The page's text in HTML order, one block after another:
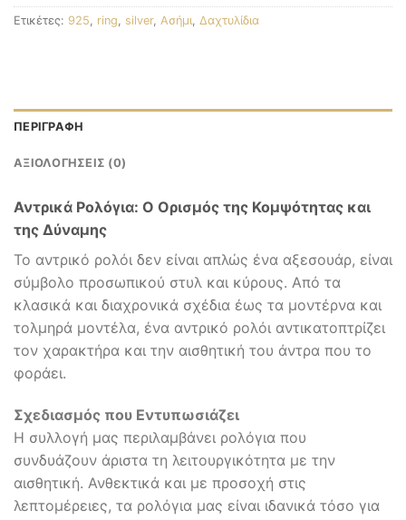
Ετικέτες: 925 ring silver, Ασήμι Δαχτυλίδια
ΠΕΡΙΓΡΑΦΉ
ΑΞΙΟΛΟΓΉΣΕΙΣ (0)
Αντρικά Ρολόγια: Ο Ορισμός της Κομψότητας και
της Δύναμης
Το αντρικό ρολόι δεν είναι απλώς ένα αξεσουάρ, είναι
σύμβολο προσωπικού στυλ και κύρους. Από τα
κλασικά και διαχρονικά σχέδια έως τα μοντέρνα και
τολμηρά μοντέλα, ένα αντρικό ρολόι αντικατοπτρίζει
τον χαρακτήρα και την αισθητική του άντρα που το
φοράει.
Σχεδιασμός που Εντυπωσιάζει
Η συλλογή μας περιλαμβάνει ρολόγια που
συνδυάζουν άριστα τη λειτουργικότητα με την
αισθητική. Ανθεκτικά και με προσοχή στις
λεπτομέρειες, τα ρολόγια μας είναι ιδανικά τόσο για